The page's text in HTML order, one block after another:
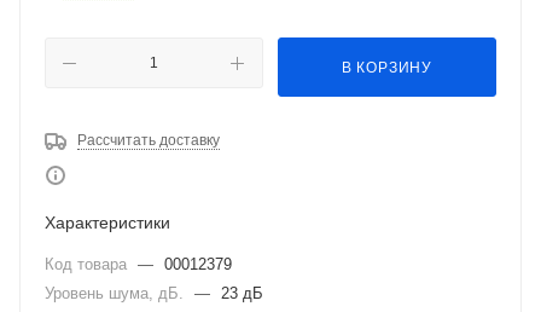
В КОРЗИНУ
Рассчитать доставку
Характеристики
Код товара — 00012379
Уровень шума, дБ.
— 23 дБ